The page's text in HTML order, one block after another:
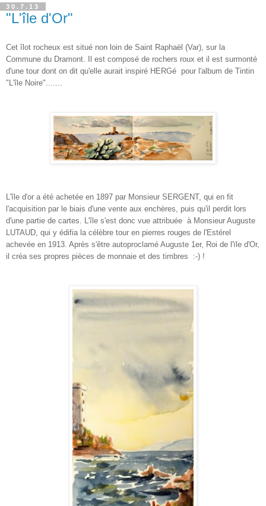
30.7.13
"L'île d'Or"
Cet îlot rocheux est situé non loin de Saint Raphaël (Var), sur la
Commune du Dramont. Il est composé de rochers roux et il est surmonté
d'une tour dont on dit qu'elle aurait inspiré HERGé pour l'album de Tintin
"L'île Noire".......
L'île d'or a été achetée en 1897 par Monsieur SERGENT, qui en fit
l'acquisition par le biais d'une vente aux enchères, puis qu'il perdit lors
d'une partie de cartes. L'île s'est donc vue attribuée à Monsieur Auguste
LUTAUD, qui y édifia la célèbre tour en pierres rouges de l'Estérel
achevée en 1913. Après s'être autoproclamé Auguste 1er, Roi de l'ïle d'Or,
il créa ses propres pièces de monnaie et des timbres :-) !